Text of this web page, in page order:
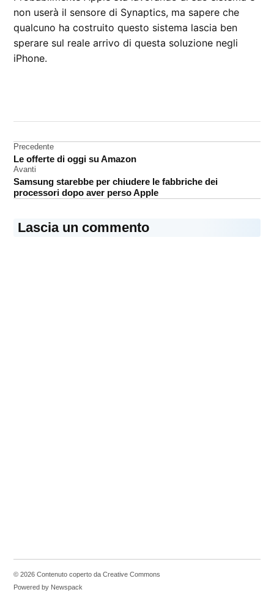
non userà il sensore di Synaptics, ma sapere che
qualcuno ha costruito questo sistema lascia ben
sperare sul reale arrivo di questa soluzione negli
iPhone.
Touch
ID
Navigazione
articoli
Precedente
Le offerte di oggi su Amazon
Avanti
Samsung starebbe per chiudere le fabbriche dei
processori dopo aver perso Apple
Lascia un commento
© 2026 Contenuto coperto da Creative Commons
Powered by Newspack